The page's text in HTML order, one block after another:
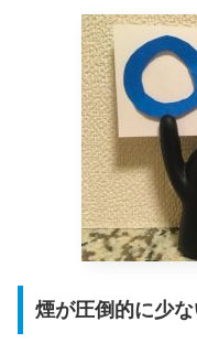
煙が圧倒的に少な